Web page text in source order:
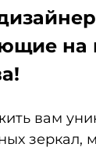
на заказ
на
вам
зеркал,